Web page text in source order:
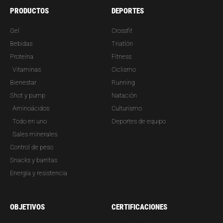
PRODUCTOS
Gel
Bebidas
Proteína
Vitaminas
Bienestar
Shot y pump
Aminoácidos
Todo en uno
Sales minerales
Control de peso
Snacks y barritas
Energía y resistencia
DEPORTES
Crossfit
Triatlón
Fitness
Ciclismo
Running
Natación
Culturismo
Deportes de equipo
OBJETIVOS CERTIFICACIONES